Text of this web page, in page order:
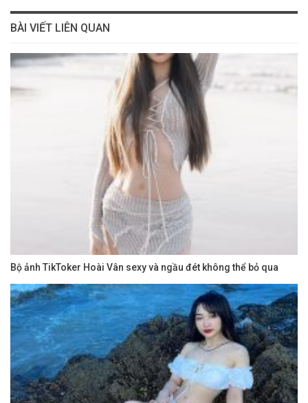
BÀI VIẾT LIÊN QUAN
Bộ ảnh TikToker Hoài Vân sexy và ngầu đét không thể bỏ qua